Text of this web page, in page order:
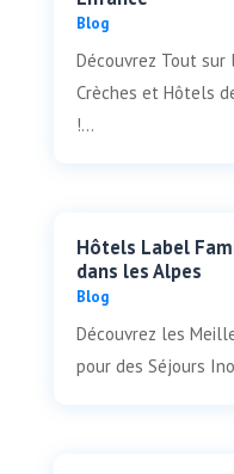
Blog
Découvrez Tout sur
Crèches et Hôtels
!...
Hôtels Label
dans les Alpes
Blog
Découvrez les
pour des Séjours